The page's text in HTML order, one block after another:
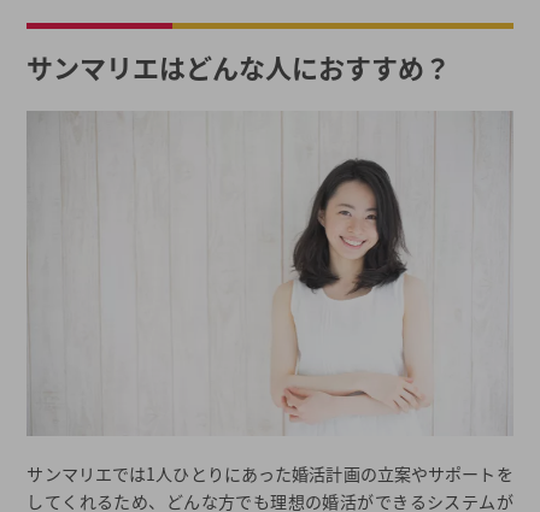
サンマリエはどんな人におすすめ？
サンマリエでは1人ひとりにあった婚活計画の立案やサポートを
してくれるため、どんな方でも理想の婚活ができるシステムが